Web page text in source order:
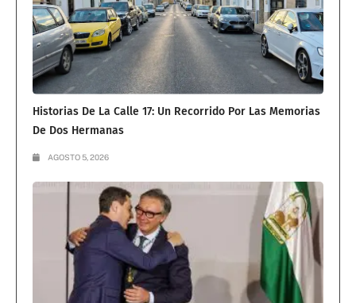
Historias De La Calle 17: Un Recorrido Por Las Memorias
De Dos Hermanas
AGOSTO 5, 2026